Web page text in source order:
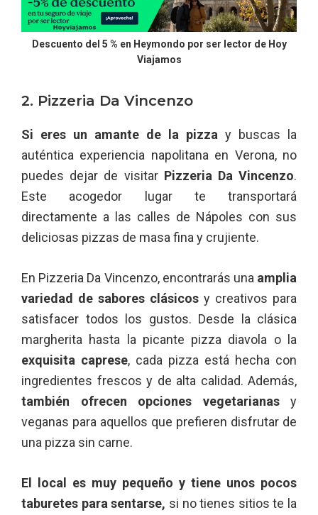
Descuento del 5 % en Heymondo por ser lector de Hoy
Viajamos
2. Pizzeria Da Vincenzo
Si eres un amante de la pizza y buscas la
auténtica experiencia napolitana en Verona, no
puedes dejar de visitarPizzeria Da Vincenzo.
Este acogedor lugar te transportará
directamente a las calles de Nápoles con sus
deliciosas pizzas de masa fina y crujiente.
En Pizzeria Da Vincenzo, encontrarás una amplia
variedad de sabores clásicos y creativos para
satisfacer todos los gustos. Desde la clásica
margherita hasta la picante pizza diavola o la
exquisita caprese, cada pizza está hecha con
ingredientes frescos y de alta calidad. Además,
también ofrecen opciones vegetarianasy
veganas para aquellos que prefieren disfrutar de
una pizza sin carne.
El local es muy pequeño y tiene unos pocos
taburetes para sentarse, si no tienes sitios te la